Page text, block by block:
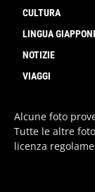
CULTURA
LINGUA
NOTIZIE
VIAGGI
Alcune foto
Tutte le altre
licenza